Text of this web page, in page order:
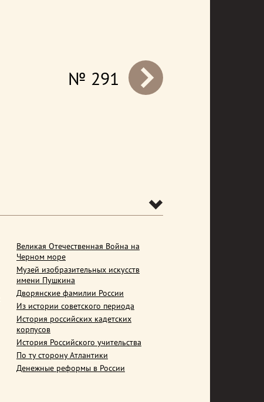
prev
№ 291
Великая Отечественная Война на
Черном море
Музей изобразительных искусств
имени Пушкина
Дворянские фамилии России
Из истории советского периода
История российских кадетских
корпусов
История Российского учительства
По ту сторону Атлантики
Денежные реформы в России